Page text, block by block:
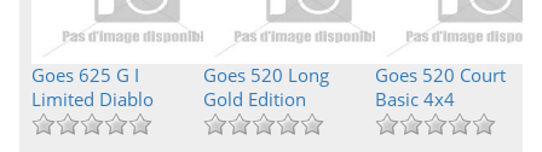
Goes 625 G I
Limited Diablo
Goes 520 Long
Gold Edition
Goes 520 Court
Basic 4x4